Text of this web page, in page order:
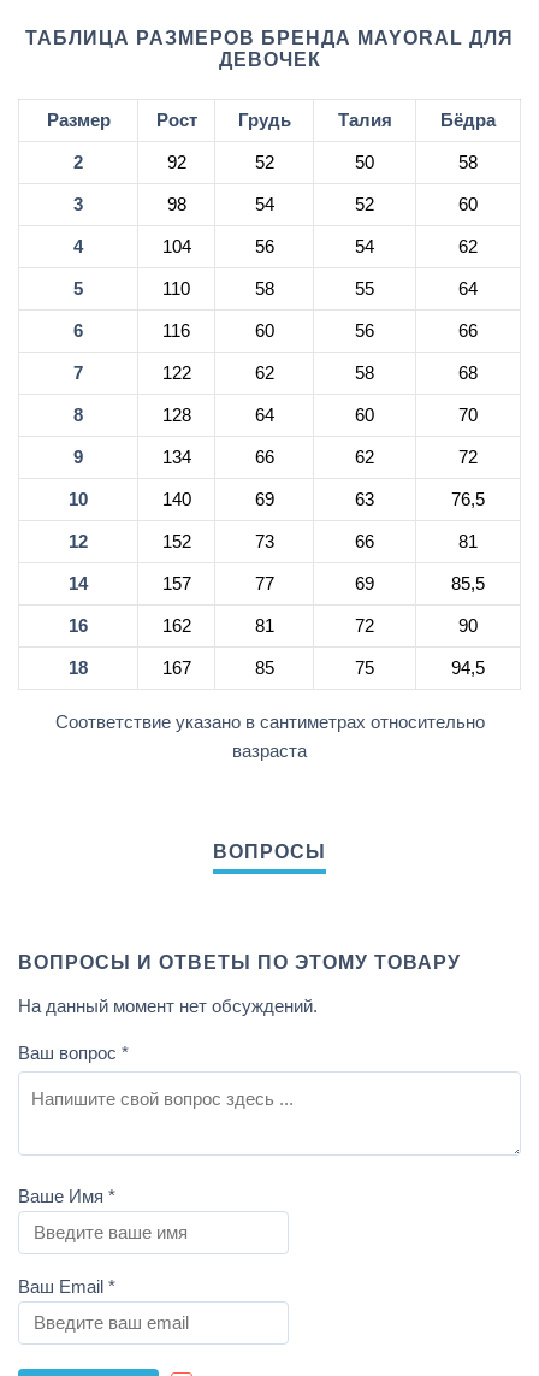
ТАБЛИЦА РАЗМЕРОВ БРЕНДА MAYORAL ДЛЯ
ДЕВОЧЕК
Размер Рост Грудь Талия Бёдра
2 92 52 50 58
3 98 54 52 60
4 104 56 54 62
5 110 58 55 64
6 116 60 56 66
7 122 62 58 68
8 128 64 60 70
9 134 66 62 72
10 140 69 63 76,5
12 152 73 66 81
14 157 77 69 85,5
16 162 81 72 90
18 167 85 75 94,5
Соответствие указано в сантиметрах относительно
вазраста
ВОПРОСЫ И ОТВЕТЫ ПО ЭТОМУ ТОВАРУ
На данный момент нет обсуждений.
Ваш вопрос *
Ваше Имя *
Ваш Email *